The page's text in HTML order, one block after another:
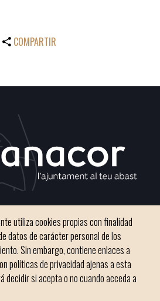
COMPARTIR
84 91 00 - CIF: P0703300D
utiliza cookies propias con finalidad
datos de carácter personal de los
Sin embargo, contiene enlaces a
políticas de privacidad ajenas a esta
decidir si acepta o no cuando acceda a